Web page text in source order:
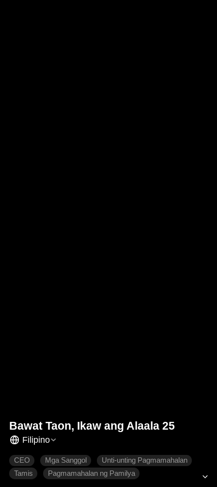
Bawat Taon, Ikaw ang Alaala 25
Filipino
CEO Mga Sanggol
Unti-unting Pagmamahalan
Tamis
Pagmamahalan ng Pamilya